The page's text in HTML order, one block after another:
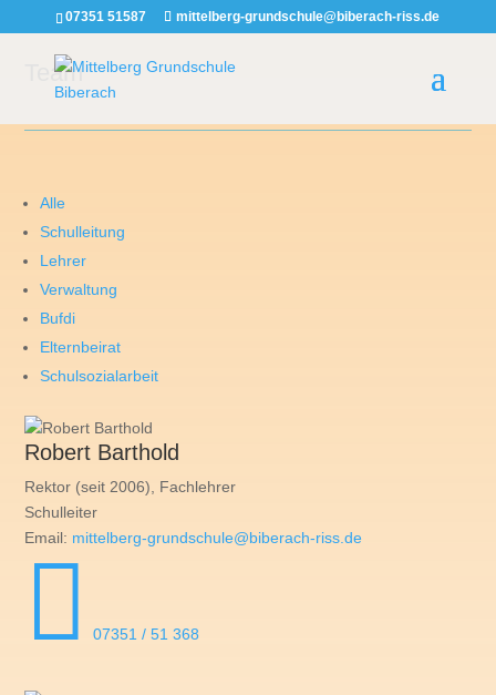
07351 51587 mittelberg-grundschule@biberach-riss.de
Team
Alle
Schulleitung
Lehrer
Verwaltung
Bufdi
Elternbeirat
Schulsozialarbeit
Robert Barthold
Rektor (seit 2006), Fachlehrer
Schulleiter
Email: mittelberg-grundschule@biberach-riss.de
 07351 / 51 368